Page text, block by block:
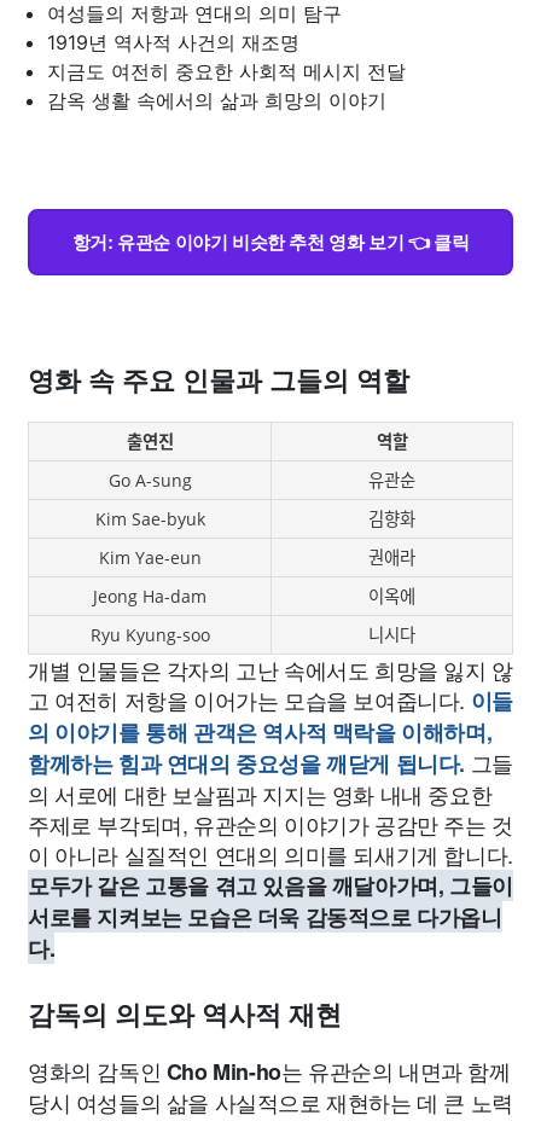
여성들의 저항과 연대의 의미 탐구
1919년 역사적 사건의 재조명
지금도 여전히 중요한 사회적 메시지 전달
감옥 생활 속에서의 삶과 희망의 이야기
항거: 유관순 이야기 비슷한 추천 영화 보기 👈 클릭
영화 속 주요 인물과 그들의 역할
출연진
역할
Go A-sung
유관순
Kim Sae-byuk
김향화
Kim Yae-eun
권애라
Jeong Ha-dam
이옥에
Ryu Kyung-soo
니시다
개별 인물들은 각자의 고난 속에서도 희망을 잃지 않
고 여전히 저항을 이어가는 모습을 보여줍니다. 이들
의 이야기를 통해 관객은 역사적 맥락을 이해하며,
함께하는 힘과 연대의 중요성을 깨닫게 됩니다. 그들
의 서로에 대한 보살핌과 지지는 영화 내내 중요한
주제로 부각되며, 유관순의 이야기가 공감만 주는 것
이 아니라 실질적인 연대의 의미를 되새기게 합니다.
모두가 같은 고통을 겪고 있음을 깨달아가며, 그들이
서로를 지켜보는 모습은 더욱 감동적으로 다가옵니
다.
감독의 의도와 역사적 재현
영화의 감독인 Cho Min-ho는 유관순의 내면과 함께
당시 여성들의 삶을 사실적으로 재현하는 데 큰 노력